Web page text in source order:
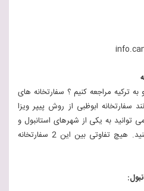
ترکیه مراجعه کنیم ؟ سفارتخانه های
سفارتخانه ابوظبی از روش پیپر ویزا
توانید به یکی از شهرهای استانبول و
یا آنکارا در کشور ترکیه مراجعه کنید. هیچ تفاوتی بین این 2 سفارتخانه